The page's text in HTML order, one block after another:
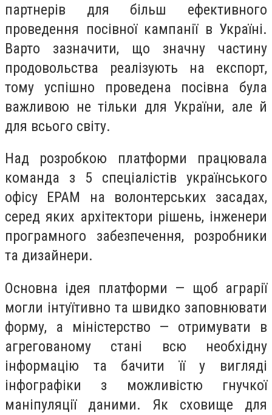
партнерів для більш ефективного
проведення посівної кампанії в Україні.
Варто зазначити, що значну частину
продовольства реалізують на експорт,
тому успішно проведена посівна була
важливою не тільки для України, але й
для всього світу.
Над розробкою платформи працювала
команда з 5 спеціалістів українського
офісу EPAM на волонтерських засадах,
серед яких архітектори рішень, інженери
програмного забезпечення, розробники
та дизайнери.
Основна ідея платформи — щоб аграрії
могли інтуїтивно та швидко заповнювати
форму, а міністерство — отримувати в
агрегованому стані всю необхідну
інформацію та бачити її у вигляді
інфографіки з можливістю гнучкої
маніпуляції даними. Як сховище для